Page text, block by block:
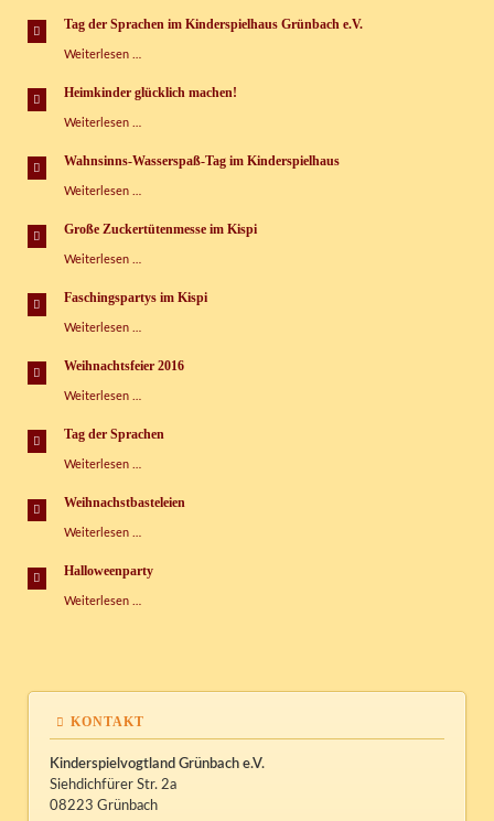
machen“
Tag der Sprachen im Kinderspielhaus Grünbach e.V.
Weiterlesen …
Sprachen
Kinderspielhaus
e.V.
Heimkinder glücklich machen!
Weiterlesen …
machen!
Wahnsinns-Wasserspaß-Tag im Kinderspielhaus
Weiterlesen …
Tag
Kinderspielhaus
Große Zuckertütenmesse im Kispi
Weiterlesen …
im
Faschingspartys im Kispi
Weiterlesen …
Kispi
Weihnachtsfeier 2016
Weiterlesen …
Tag der Sprachen
Weiterlesen …
Sprachen
Weihnachstbasteleien
Weiterlesen …
Halloweenparty
Weiterlesen …
KONTAKT
Kinderspielvogtland Grünbach e.V.
Siehdichfürer Str. 2a
08223 Grünbach